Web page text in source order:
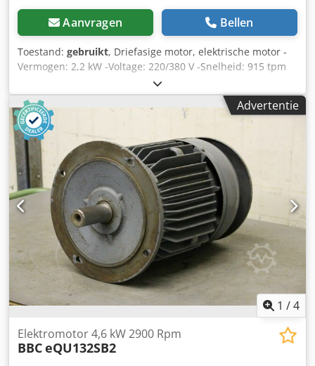
Aanvragen Bellen
Toestand: gebruikt, Driefasige motor, elektrische motor -
Vermogen: 2,2 kW -Voltage: 220/380 V -Snelheid: 915 tpm
Dsdpfx Asd Rhdxjb Djkr -As: Ø 34/28 mm -Lengte as:
120/60 mm -Opbouw: B3 -Beschermingsklasse: IP 55 -
Afmetingen: 495/240/H275 mm -Gewicht: 28 kgAdvertentie
1 /4
Elektromotor 4,6 kW 2900 Rpm
BBCeQU132SB2